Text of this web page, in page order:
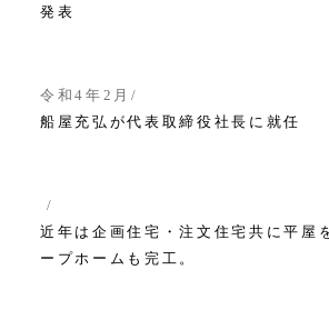
発表
令和4年2月
船屋充弘が代表取締役社長に就任
近年は企画住宅・注文住宅共に平屋
ープホームも完工。